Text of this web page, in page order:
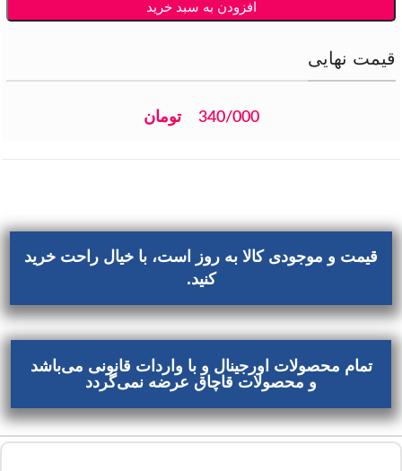
افزودن به سبد خرید
قیمت نهایی
340/000 تومان
قیمت و موجودی کالا به روز است، با خیال راحت خرید
کنید.
تمام محصولات اورجینال و با واردات قانونی می‌باشد
و محصولات قاچاق عرضه نمی‌گردد